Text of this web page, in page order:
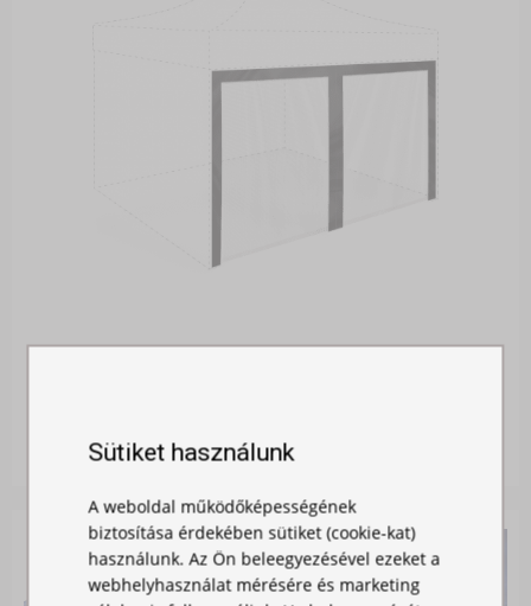
11 990,00 Ft
Sütiket használunk
A weboldal működőképességének
biztosítása érdekében sütiket (cookie-kat)
használunk. Az Ön beleegyezésével ezeket a
webhelyhasználat mérésére és marketing